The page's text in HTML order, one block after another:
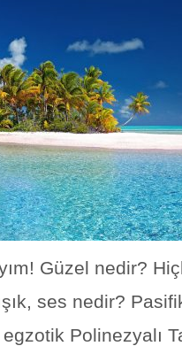
Güzel nedir?
ses nedir?
Polinezyalı